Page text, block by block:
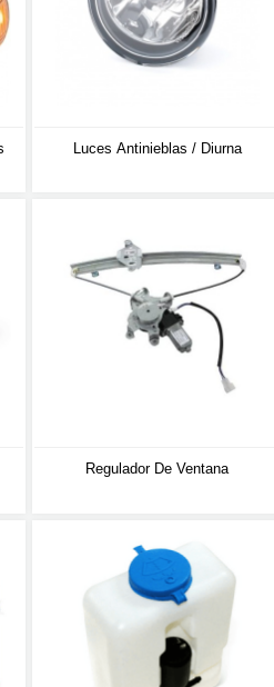
Luces Antinieblas / Diurna
Regulador De Ventana